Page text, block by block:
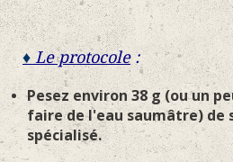
♦ Le protocole:
Pesez environ 38 g (ou un
faire de l'eau saumâtre) de
spécialisé.